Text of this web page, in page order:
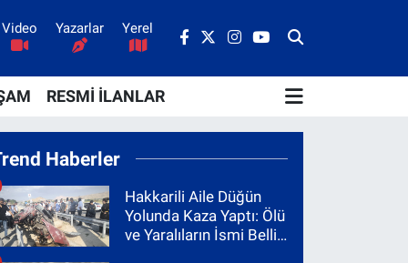
Video Yazarlar Yerel
RESMİ İLANLAR
Haberler
Hakkarili Aile Düğün
Yolunda Kaza Yaptı: Ölü
ve Yaralıların İsmi Belli